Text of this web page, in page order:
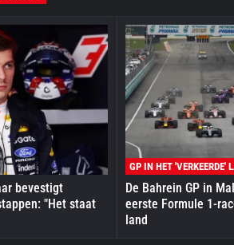
bevestigt
"Het staat
GP IN HET 'VERKEERDE'
De Bahrein GP in
eerste Formule 1-
land